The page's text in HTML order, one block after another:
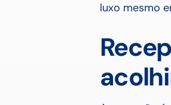
luxo mesmo